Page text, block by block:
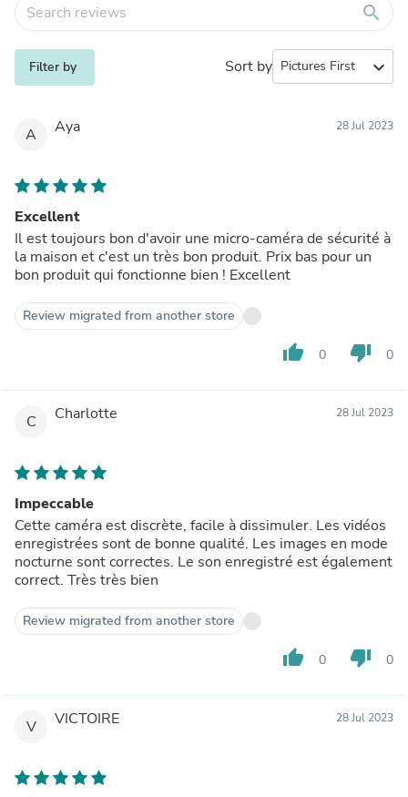
search
Filter by Sort by expand_more
A Aya 28 Jul 2023
Excellent
Il est toujours bon d'avoir une micro-caméra de sécurité à
la maison et c'est un très bon produit. Prix bas pour un
bon produit qui fonctionne bien ! Excellent
Review migrated from another store
thumb_up 0 thumb_down 0
C Charlotte 28 Jul 2023
Impeccable
Cette caméra est discrète, facile à dissimuler. Les vidéos
enregistrées sont de bonne qualité. Les images en mode
nocturne sont correctes. Le son enregistré est également
correct. Très très bien
Review migrated from another store
thumb_up 0 thumb_down 0
V VICTOIRE 28 Jul 2023